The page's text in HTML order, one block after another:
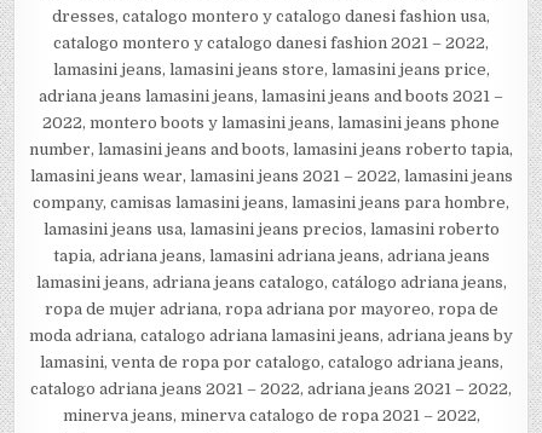
dresses, catalogo montero y catalogo danesi fashion usa,
catalogo montero y catalogo danesi fashion 2021 – 2022,
lamasini jeans, lamasini jeans store, lamasini jeans price,
adriana jeans lamasini jeans, lamasini jeans and boots 2021 –
2022, montero boots y lamasini jeans, lamasini jeans phone
number, lamasini jeans and boots, lamasini jeans roberto tapia,
lamasini jeans wear, lamasini jeans 2021 – 2022, lamasini jeans
company, camisas lamasini jeans, lamasini jeans para hombre,
lamasini jeans usa, lamasini jeans precios, lamasini roberto
tapia, adriana jeans, lamasini adriana jeans, adriana jeans
lamasini jeans, adriana jeans catalogo, catálogo adriana jeans,
ropa de mujer adriana, ropa adriana por mayoreo, ropa de
moda adriana, catalogo adriana lamasini jeans, adriana jeans by
lamasini, venta de ropa por catalogo, catalogo adriana jeans,
catalogo adriana jeans 2021 – 2022, adriana jeans 2021 – 2022,
minerva jeans, minerva catalogo de ropa 2021 – 2022,